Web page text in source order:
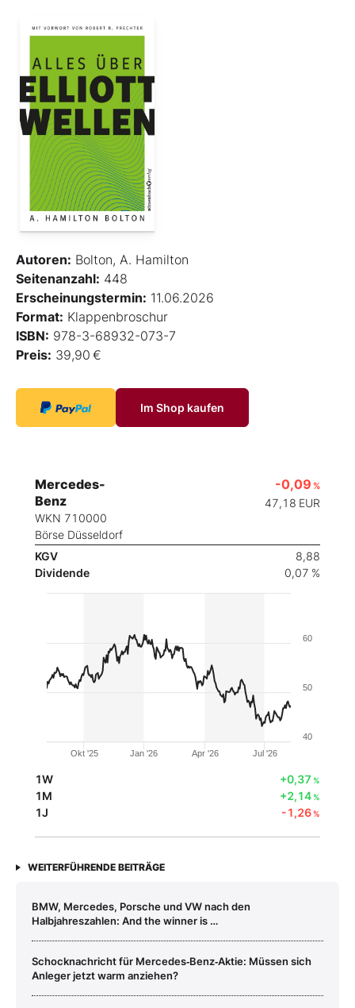
Autoren: Bolton, A. Hamilton
Seitenanzahl: 448
Erscheinungstermin: 11.06.2026
Format: Klappenbroschur
ISBN: 978-3-68932-073-7
Preis: 39,90 €
Im Shop kaufen
Mercedes-
Benz
WKN 710000
Börse Düsseldorf
-0,09 %
47,18 EUR
KGV
8,88
Dividende
0,07 %
Okt '25 Jan '26 Apr '26 Jul '26
40
50
60
1W +0,37 %
1M +2,14%
1J -1,26%
WEITERFÜHRENDE BEITRÄGE
BMW, Mercedes, Porsche und VW nach den
Halbjahreszahlen: And the winner is …
Schocknachricht für Mercedes‑Benz‑Aktie: Müssen sich
Anleger jetzt warm anziehen?